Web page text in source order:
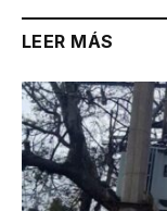
LEER MÁS